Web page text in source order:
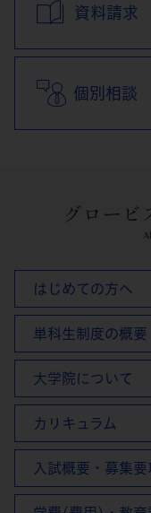
資料請求
個別相談
グロービ
はじめての方へ
単科生制度の概要
大学院について
カリキュラム
入試概要・募集要